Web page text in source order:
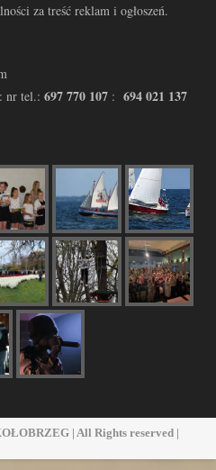
za treść reklam i ogłoszeń.
nr tel.: 697 770 107 : 694 021 137
| All Rights reserved |